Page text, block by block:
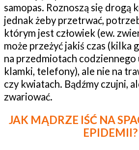
samopas. Roznoszą się drogą
jednak żeby przetrwać,
którym jest człowiek (ew.
może przeżyć jakiś czas (kilka
na przedmiotach
klamki, telefony), ale nie na
czy kwiatach. Bądźmy czujni,
zwariować.
JAK MĄDRZE IŚĆ NA
EPIDEMII?